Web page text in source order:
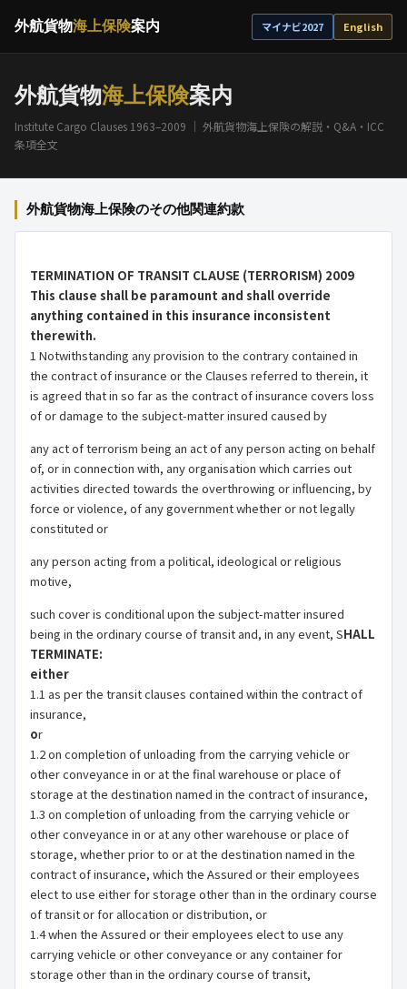
外航貨物海上保険案内 マイナビ2027 English
外航貨物海上保険案内
Institute Cargo Clauses 1963–2009 ｜ 外航貨物海上保険の解説・Q&A・ICC
条項全文
外航貨物海上保険のその他関連約款
TERMINATION OF TRANSIT CLAUSE (TERRORISM) 2009
This clause shall be paramount and shall override
anything contained in this insurance inconsistent
therewith.
1 Notwithstanding any provision to the contrary contained in
the contract of insurance or the Clauses referred to therein, it
is agreed that in so far as the contract of insurance covers loss
of or damage to the subject-matter insured caused by
any act of terrorism being an act of any person acting on behalf
of, or in connection with, any organisation which carries out
activities directed towards the overthrowing or influencing, by
force or violence, of any government whether or not legally
constituted or
any person acting from a political, ideological or religious
motive,
such cover is conditional upon the subject-matter insured
being in the ordinary course of transit and, in any event, SHALL
TERMINATE:
either
1.1 as per the transit clauses contained within the contract of
insurance,
or
1.2 on completion of unloading from the carrying vehicle or
other conveyance in or at the final warehouse or place of
storage at the destination named in the contract of insurance,
1.3 on completion of unloading from the carrying vehicle or
other conveyance in or at any other warehouse or place of
storage, whether prior to or at the destination named in the
contract of insurance, which the Assured or their employees
elect to use either for storage other than in the ordinary course
of transit or for allocation or distribution, or
1.4 when the Assured or their employees elect to use any
carrying vehicle or other conveyance or any container for
storage other than in the ordinary course of transit,